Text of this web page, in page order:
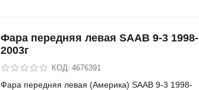
Фара передняя левая SAAB 9-3 1998-
2003г
КОД: 4676391
Фара передняя левая (Америка) SAAB 9-3 1998-